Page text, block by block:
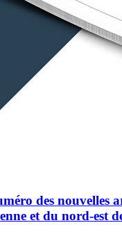
des nouvelles
et du nord-est